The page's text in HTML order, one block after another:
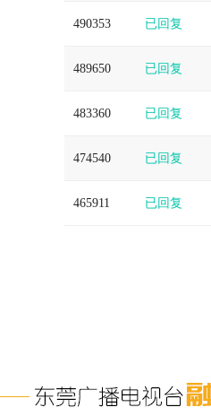
490353 已回复
489650 已回复
483360 已回复
474540 已回复
465911 已回复